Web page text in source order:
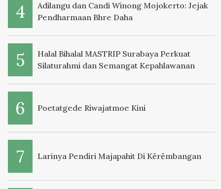
Adilangu dan Candi Winong Mojokerto: Jejak
Pendharmaan Bhre Daha
Halal Bihalal MASTRIP Surabaya Perkuat
Silaturahmi dan Semangat Kepahlawanan
Poetatgede Riwajatmoe Kini
Larinya Pendiri Majapahit Di Kěrěmbangan